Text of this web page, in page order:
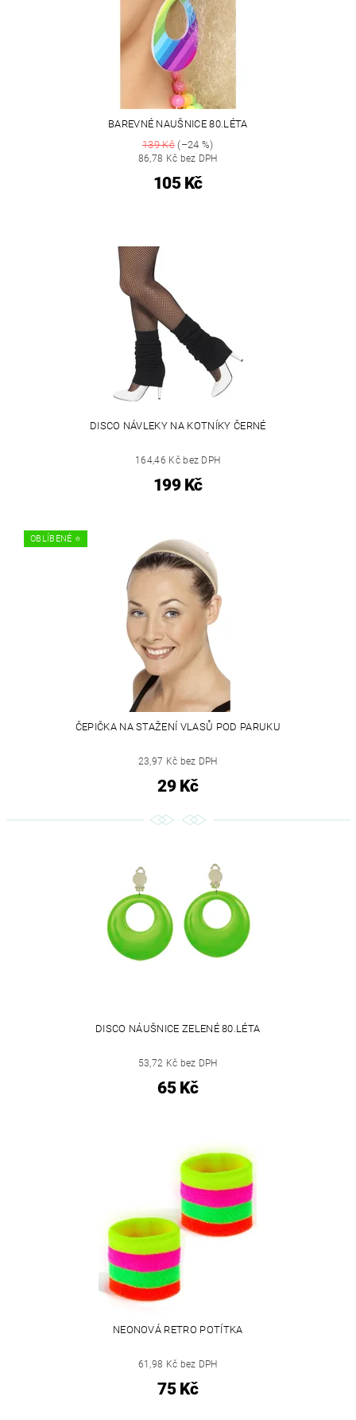
BAREVNÉ NAUŠNICE 80.LÉTA
139 Kč(–24 %)
86,78 Kč bez DPH
105 Kč
DISCO NÁVLEKY NA KOTNÍKY ČERNÉ
164,46 Kč bez DPH
199 Kč
OBLÍBENÉ ⭐️
ČEPIČKA NA STAŽENÍ VLASŮ POD PARUKU
23,97 Kč bez DPH
29 Kč
DISCO NÁUŠNICE ZELENÉ 80.LÉTA
53,72 Kč bez DPH
65 Kč
NEONOVÁ RETRO POTÍTKA
61,98 Kč bez DPH
75 Kč